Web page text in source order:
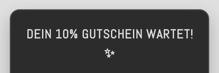
DEIN 10% GUTSCHEIN WARTET!
✨